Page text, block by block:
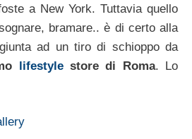
a New York. Tuttavia quello
bramare.. è di certo alla
ad un tiro di schioppo da
lifestylestore di Roma. Lo